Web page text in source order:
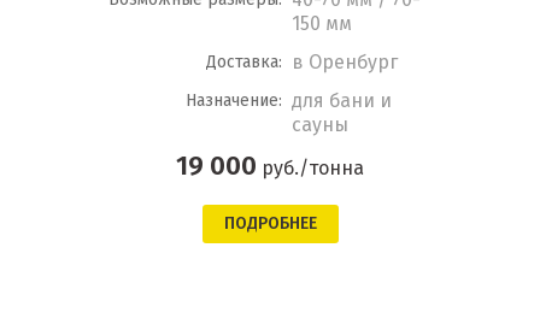
150 мм
Доставка: в Оренбург
Назначение: для бани и
сауны
19 000 руб./тонна
ПОДРОБНЕЕ